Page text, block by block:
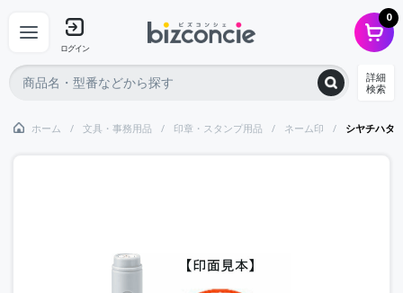
ログイン
0
詳細
検索
ホーム 文具・事務用品 印章・スタンプ用品 ネーム印 シヤチハ